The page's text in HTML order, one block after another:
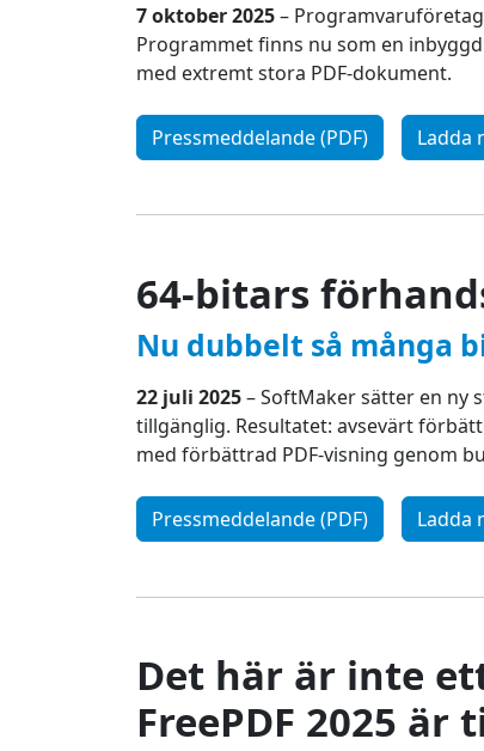
7 oktober 2025–
Programmet finns nu som en
med extremt stora PDF-dokument.
Pressmeddelande (PDF) Ladda
64-bitars
Nu dubbelt så många
22 juli 2025– SoftMaker sätter en ny
tillgänglig. Resultatet: avsevärt
med förbättrad PDF-visning genom
Pressmeddelande (PDF) Ladda
Det här är inte
FreePDF 2025